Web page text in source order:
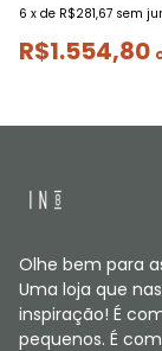
6 x de R$281,67 sem
R$1.554,80
Olhe bem para
Uma loja que
inspiração! É
pequenos. É